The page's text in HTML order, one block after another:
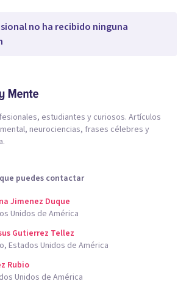
no ha recibido ninguna
estudiantes y curiosos. Artículos
neurociencias, frases célebres y
puedes contactar
Jimenez Duque
Unidos de América
Gutierrez Tellez
Estados Unidos de América
Rubio
Unidos de América